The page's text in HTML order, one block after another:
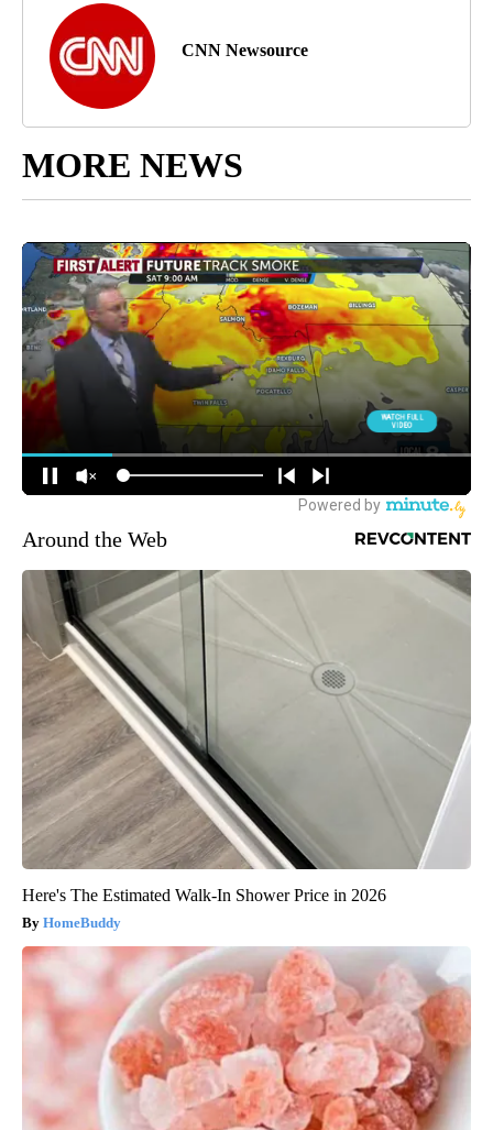
CNN Newsource
MORE NEWS
Around the Web
Here's The Estimated Walk-In Shower Price in 2026
HomeBuddy